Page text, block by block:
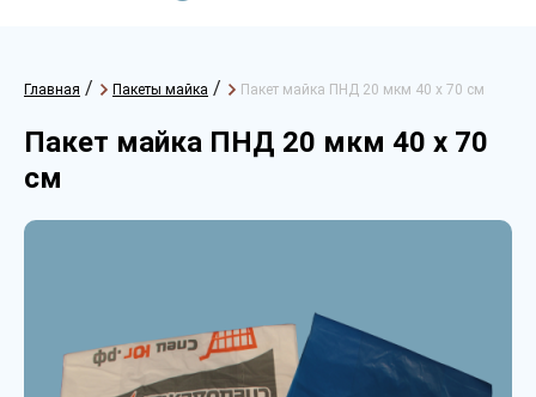
Главная / Пакеты майка / Пакет майка ПНД 20 мкм 40 х 70 см
Пакет майка ПНД 20 мкм 40 х 70
см